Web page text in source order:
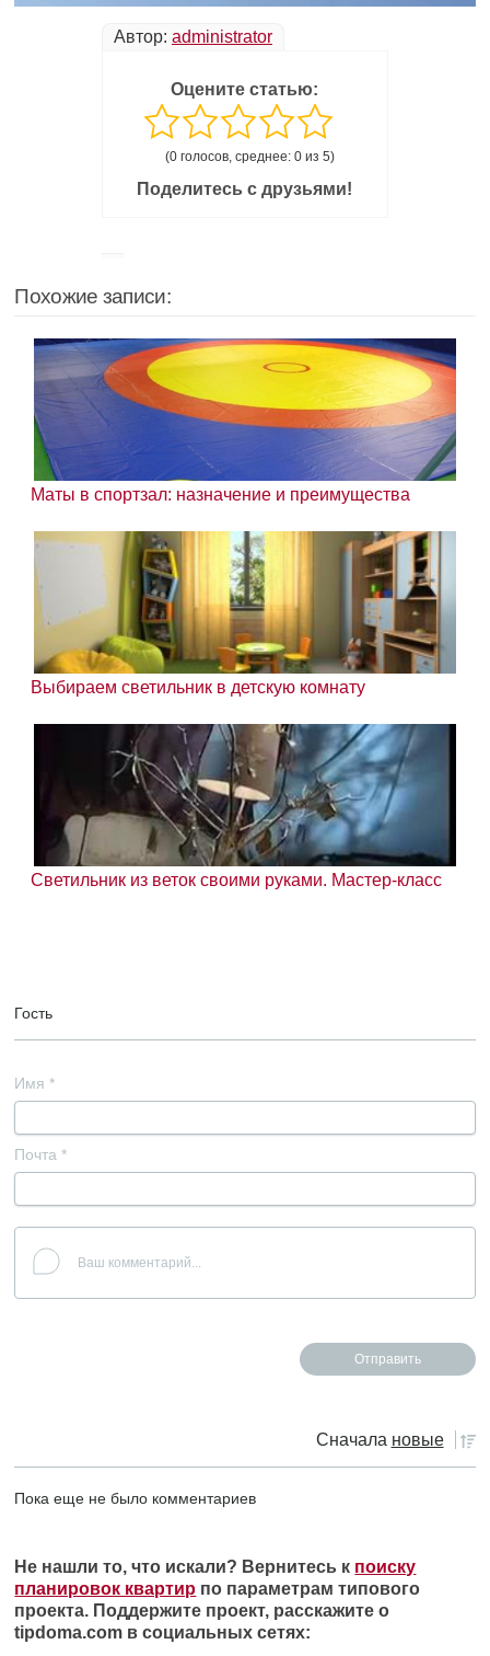
Автор: administrator
Оцените статью:
(0 голосов, среднее: 0 из 5)
Поделитесь с друзьями!
Похожие записи:
Маты в спортзал: назначение и преимущества
Выбираем светильник в детскую комнату
Светильник из веток своими руками. Мастер-класс
Гость
Имя *
Почта *
Сначала новые
Пока еще не было комментариев
Не нашли то, что искали? Вернитесь к поиску
планировок квартир по параметрам типового
проекта. Поддержите проект, расскажите о
tipdoma.com в социальных сетях: